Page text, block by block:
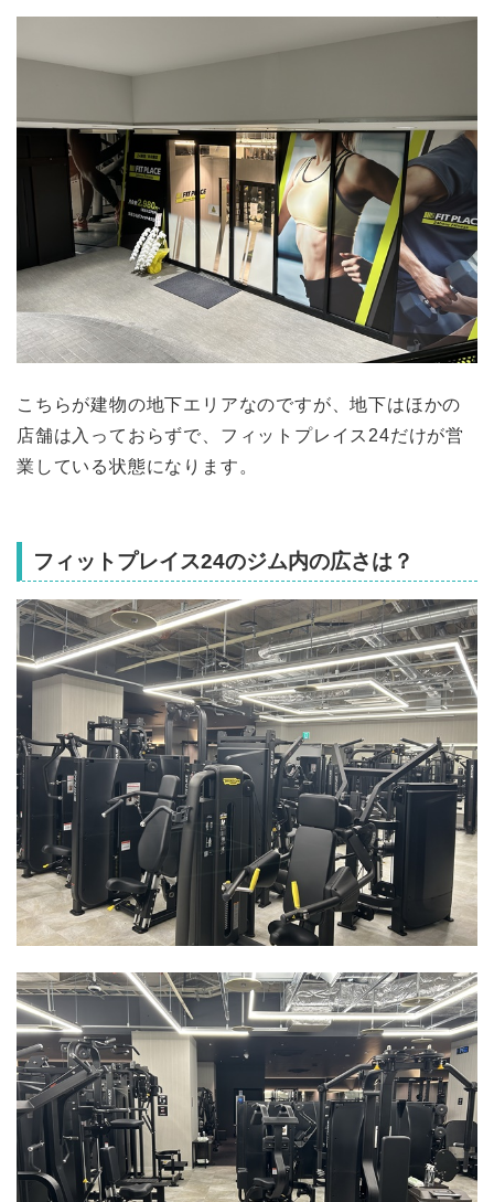
こちらが建物の地下エリアなのですが、地下はほかの
店舗は入っておらずで、フィットプレイス24だけが営
業している状態になります。
フィットプレイス24のジム内の広さは？